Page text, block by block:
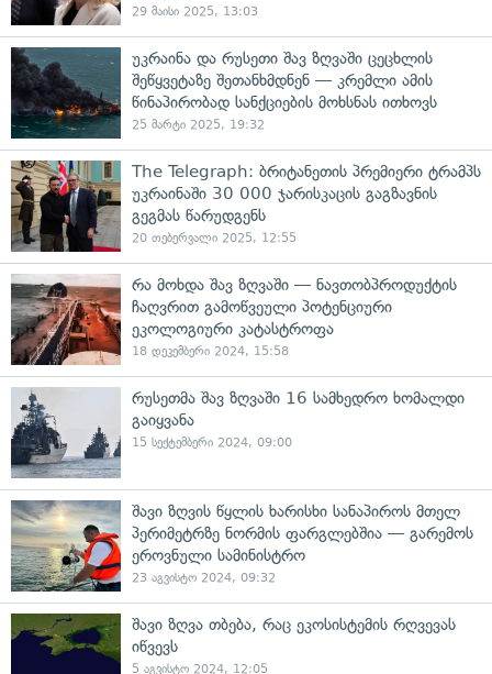
29 მაისი 2025, 13:03
უკრაინა და რუსეთი შავ ზღვაში ცეცხლის
შეწყვეტაზე შეთანხმდნენ — კრემლი ამის
წინაპირობად სანქციების მოხსნას ითხოვს
25 მარტი 2025, 19:32
The Telegraph: ბრიტანეთის პრემიერი ტრამპს
უკრაინაში 30 000 ჯარისკაცის გაგზავნის
გეგმას წარუდგენს
20 თებერვალი 2025, 12:55
რა მოხდა შავ ზღვაში — ნავთობპროდუქტის
ჩაღვრით გამოწვეული პოტენციური
ეკოლოგიური კატასტროფა
18 დეკემბერი 2024, 15:58
რუსეთმა შავ ზღვაში 16 სამხედრო ხომალდი
გაიყვანა
15 სექტემბერი 2024, 09:00
შავი ზღვის წყლის ხარისხი სანაპიროს მთელ
პერიმეტრზე ნორმის ფარგლებშია — გარემოს
ეროვნული სამინისტრო
23 აგვისტო 2024, 09:32
შავი ზღვა თბება, რაც ეკოსისტემის რღვევას
იწვევს
5 აგვისტო 2024, 12:05